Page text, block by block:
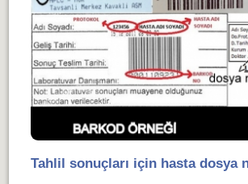
Tahlil sonuçları için hasta dosya